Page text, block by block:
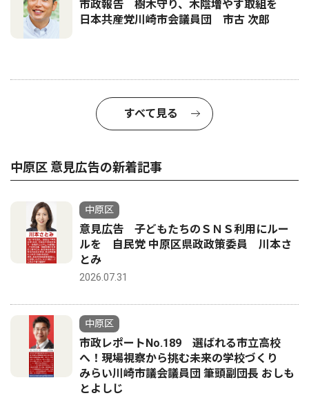
市政報告 樹木守り、木陰増やす取組を
日本共産党川崎市会議員団 市古 次郎
すべて見る
中原区 意見広告の新着記事
中原区
意見広告 子どもたちのＳＮＳ利用にルー
ルを 自民党 中原区県政政策委員 川本さ
とみ
2026.07.31
中原区
市政レポートNo.189 選ばれる市立高校
へ！現場視察から挑む未来の学校づくり
みらい川崎市議会議員団 筆頭副団長 おしも
とよしじ